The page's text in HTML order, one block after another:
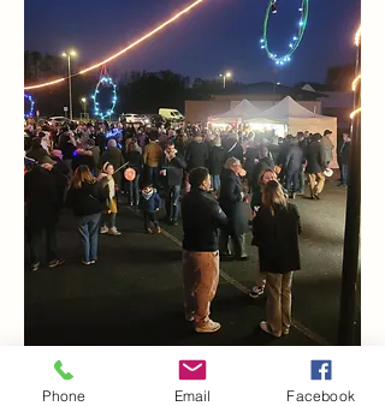
Phone Email Facebook